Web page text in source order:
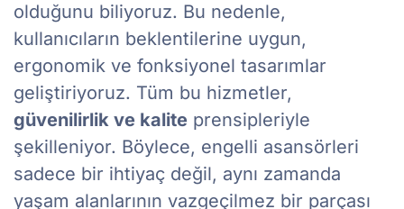
olduğunu biliyoruz. Bu nedenle,
kullanıcıların beklentilerine uygun,
ergonomik ve fonksiyonel tasarımlar
geliştiriyoruz. Tüm bu hizmetler,
güvenilirlik ve kalite prensipleriyle
şekilleniyor. Böylece, engelli asansörleri
sadece bir ihtiyaç değil, aynı zamanda
yaşam alanlarının vazgeçilmez bir parçası